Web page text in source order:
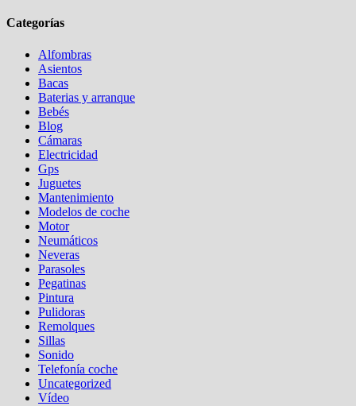
Categorías
Alfombras
Asientos
Bacas
Baterias y arranque
Bebés
Blog
Cámaras
Electricidad
Gps
Juguetes
Mantenimiento
Modelos de coche
Motor
Neumáticos
Neveras
Parasoles
Pegatinas
Pintura
Pulidoras
Remolques
Sillas
Sonido
Telefonía coche
Uncategorized
Vídeo